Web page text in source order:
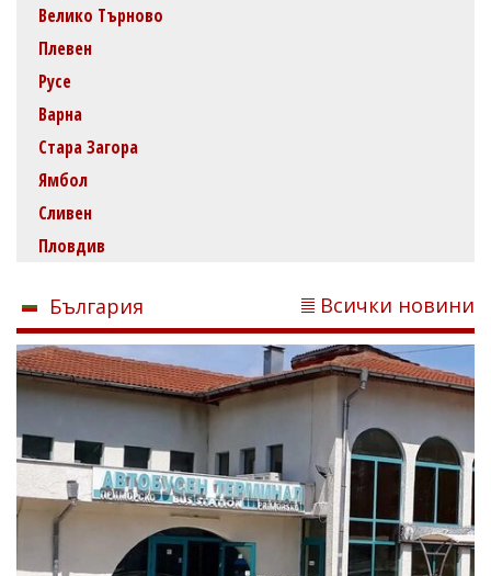
Велико Търново
Плевен
Русе
Варна
Стара Загора
Ямбол
Сливен
Пловдив
България Всички новини